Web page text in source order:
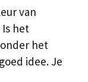
van
het
het
idee. Je